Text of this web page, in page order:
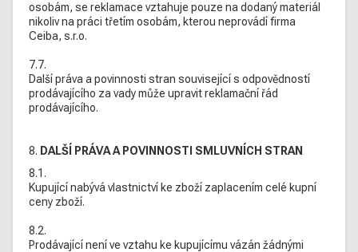
osobám, se reklamace vztahuje pouze na dodaný materiál
nikoliv na práci třetím osobám, kterou neprovádí firma
Ceiba, s.r.o.
7.7.
Další práva a povinnosti stran související s odpovědností
prodávajícího za vady může upravit reklamační řád
prodávajícího.
8. DALŠÍ PRÁVA A POVINNOSTI SMLUVNÍCH STRAN
8.1.
Kupující nabývá vlastnictví ke zboží zaplacením celé kupní
ceny zboží.
8.2.
Prodávající není ve vztahu ke kupujícímu vázán žádnými